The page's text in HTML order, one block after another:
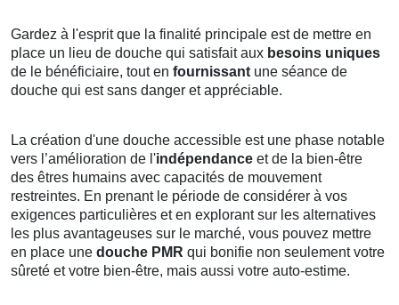
Gardez à l'esprit que la finalité principale est de mettre en
place un lieu de douche qui satisfait aux besoins uniques
de le bénéficiaire, tout en fournissant une séance de
douche qui est sans danger et appréciable.
La création d'une douche accessible est une phase notable
vers l’amélioration de l'indépendance et de la bien-être
des êtres humains avec capacités de mouvement
restreintes. En prenant le période de considérer à vos
exigences particulières et en explorant sur les alternatives
les plus avantageuses sur le marché, vous pouvez mettre
en place une douche PMR qui bonifie non seulement votre
sûreté et votre bien-être, mais aussi votre auto-estime.